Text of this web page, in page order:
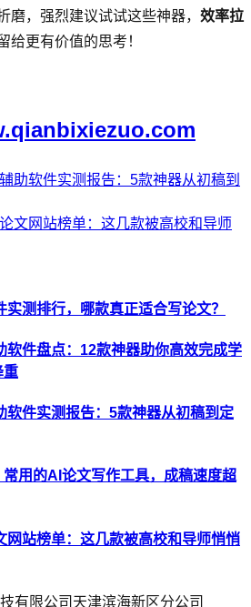
磨，强烈建议试试这些神器， 效率拉
给更有价值的思考！
助软件实测报告：5款神器从初稿到
文网站榜单：这几款被高校和导师
测排行，哪款真正适合写论文？
软件盘点：12款神器助你高效完成学
重
软件实测报告：5款神器从初稿到定
用的AI论文写作工具，成稿速度超
网站榜单：这几款被高校和导师悄悄
有限公司天津滨海新区分公司